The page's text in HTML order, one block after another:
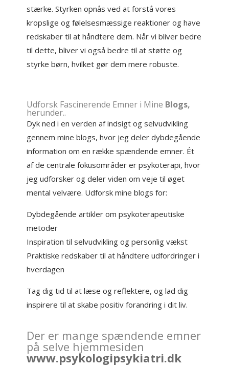
stærke. Styrken opnås ved at forstå vores
kropslige og følelsesmæssige reaktioner og have
redskaber til at håndtere dem. Når vi bliver bedre
til dette, bliver vi også bedre til at støtte og
styrke børn, hvilket gør dem mere robuste.
Udforsk Fascinerende Emner i Mine Blogs,
herunder..
Dyk ned i en verden af indsigt og selvudvikling
gennem mine blogs, hvor jeg deler dybdegående
information om en række spændende emner. Ét
af de centrale fokusområder er psykoterapi, hvor
jeg udforsker og deler viden om veje til øget
mental velvære. Udforsk mine blogs for:
Dybdegående artikler om psykoterapeutiske
metoder
Inspiration til selvudvikling og personlig vækst
Praktiske redskaber til at håndtere udfordringer i
hverdagen
Tag dig tid til at læse og reflektere, og lad dig
inspirere til at skabe positiv forandring i dit liv.
Der er mange spændende emner
på selve hjemmesiden
www.psykologipsykiatri.dk